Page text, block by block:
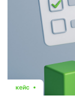
кейс